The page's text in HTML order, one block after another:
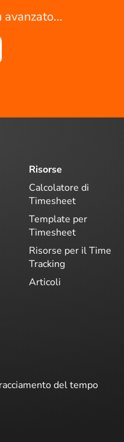
Risorse
Calcolatore di
Timesheet
Template per
Timesheet
Risorse per il Time
Tracking
Articoli
del tempo